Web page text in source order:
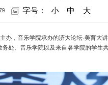
字号： 小 中 大
，音乐学院承办的济大论坛·美育大
处、音乐学院以及来自各学院的学生